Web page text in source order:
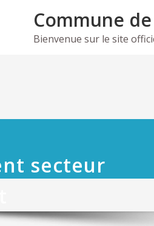
Commune
Bienvenue sur le site
secteur